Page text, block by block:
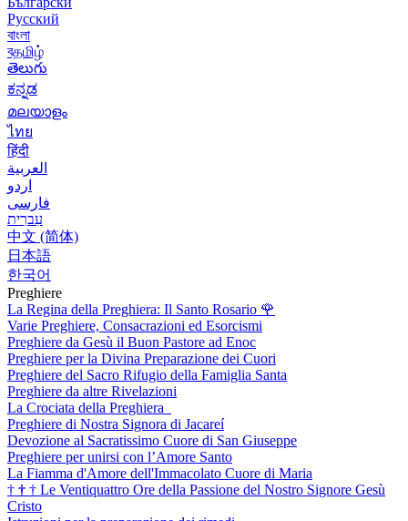
Русский
বাংলা
বதமிழ்
తెలుగు
ಕನ್ನಡ
മലയാളം
ไทย
हिंदी
العربية
اردو
فارسی
עִברִית
中文 (简体)
日本語
한국어
Preghiere
La Regina della Preghiera: Il Santo Rosario 🌹
Varie Preghiere, Consacrazioni ed Esorcismi
Preghiere da Gesù il Buon Pastore ad Enoc
Preghiere per la Divina Preparazione dei Cuori
Preghiere del Sacro Rifugio della Famiglia Santa
Preghiere da altre Rivelazioni
La Crociata della Preghiera
Preghiere di Nostra Signora di Jacareí
Devozione al Sacratissimo Cuore di San Giuseppe
Preghiere per unirsi con l’Amore Santo
La Fiamma d'Amore dell'Immacolato Cuore di Maria
† † † Le Ventiquattro Ore della Passione del Nostro Signore Gesù
Cristo